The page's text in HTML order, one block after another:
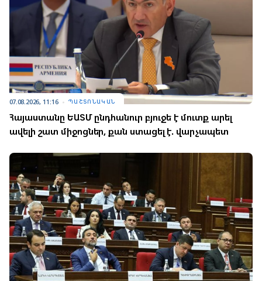
07.08.2026, 11:16 ՊԱՇՏՈՆԱԿԱՆ
Հայաստանը ԵԱՏՄ ընդհանուր բյուջե է մուտք արել
ավելի շատ միջոցներ, քան ստացել է. վարչապետ